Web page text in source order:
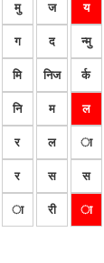
मु ज य
ग द न्मु
मि निज र्क
नि म ल
र ल ा
र स स
ा री ा